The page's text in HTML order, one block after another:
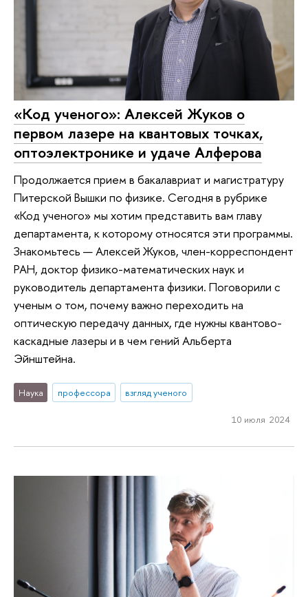
«Код ученого»: Алексей Жуков о
первом лазере на квантовых точках,
оптоэлектронике и удаче Алферова
Продолжается прием в бакалавриат и магистратуру
Питерской Вышки по физике. Сегодня в рубрике
«Код ученого» мы хотим представить вам главу
департамента, к которому относятся эти программы.
Знакомьтесь — Алексей Жуков, член-корреспондент
РАН, доктор физико-математических наук и
руководитель департамента физики. Поговорили с
ученым о том, почему важно переходить на
оптическую передачу данных, где нужны квантово-
каскадные лазеры и в чем гений Альберта
Эйнштейна.
Наука профессора взгляд ученого
10 июля 2024